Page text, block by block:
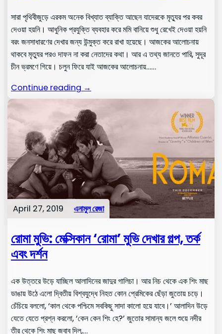
সারা পৃথিবীজুড়ে এরকম অনেক বিখ্যাত ব্যাক্তি আছেন যাদেরকে মৃত্যুর পর কবর
দেওয়া হয়নি। আধুনিক প্রযুক্তি ব্যবহার করে মমি বানিয়ে শুধু রেখেই দেওয়া হয়নি
বরং জনসাধারণের দেখার জন্য উন্মুক্ত করে রাখা হয়েছে। আজকের আলোচনায়
থাকবে মৃত্যুর পরও দাফন না করা নেতাদের কথা। আর এ তথ্য জানতে পারি, সুদূর
চীন ভ্রমণে গিয়ে। চলুন ফিরে যাই আজকের আলোচনায়……
Continue reading →
April 27, 2019 এনামুল রেজা
রোমা মুভি: মেক্সিকান ‘রোমা’ মুভি দেখার গল্প, তর্ক
এবং দর্শন
এক উত্তরে উড়ে যাচ্ছিল আলাদিনের জাদুর গালিচা। আর নিচ থেকে এক শিং মাছ
ডাঙায় উঠে এলো দ্বিতীয় বিশ্বযুদ্ধে নিহত কোন প্রেমিকের ছেঁড়া জুতোয় চড়ে।
চেঁচিয়ে বললো, ‘কাল থেকে পশ্চিমে সবকিছু সাদা কালো হয়ে যাবে।’ আলাদিন উড়ে
যেতে যেতে প্রশ্ন করলো, ‘কেন কেন শিং হে?’ জুতোর সামান্য জলে শুয়ে নদীর
তীর থেকে শিং মাছ জবাব দিল,…